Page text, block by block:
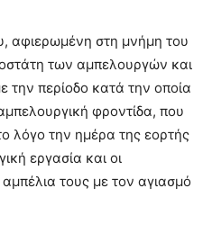
αφιερωμένη στη μνήμη του
των αμπελουργών και
την περίοδο κατά την οποία
φροντίδα, που
λόγο την ημέρα της εορτής
εργασία και οι
τους με τον αγιασμό